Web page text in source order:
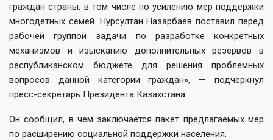
граждан страны, в том числе по усилению мер поддержки
многодетных семей. Нурсултан Назарбаев поставил перед
рабочей группой задачи по разработке конкретных
механизмов и изысканию дополнительных резервов в
республиканском бюджете для решения проблемных
вопросов данной категории граждан», — подчеркнул
пресс-секретарь Президента Казахстана.
Он сообщил, в чем заключается пакет предлагаемых мер
по расширению социальной поддержки населения.